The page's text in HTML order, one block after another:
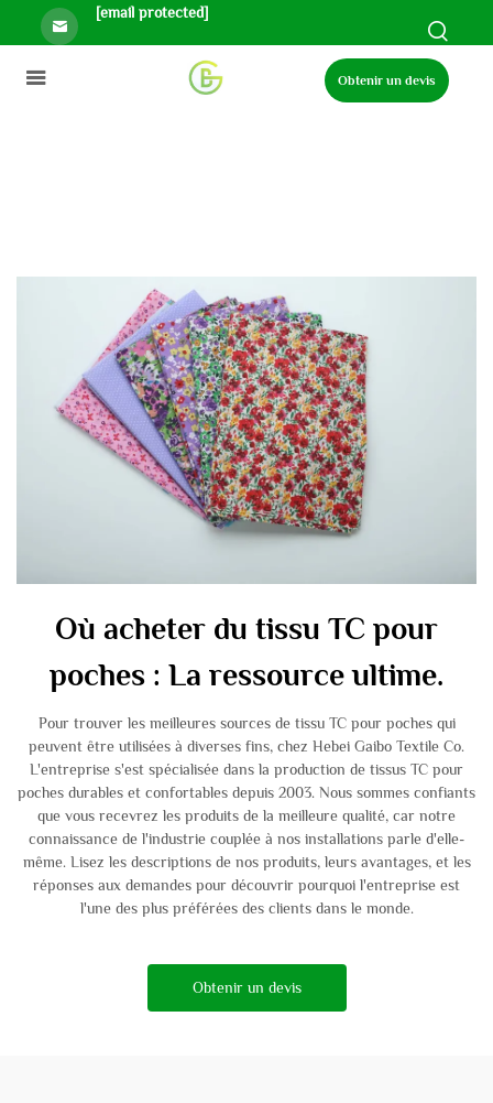
[email protected]
Obtenir un devis
Où acheter du tissu TC pour
poches : La ressource ultime.
Pour trouver les meilleures sources de tissu TC pour poches qui
peuvent être utilisées à diverses fins, chez Hebei Gaibo Textile Co.
L'entreprise s'est spécialisée dans la production de tissus TC pour
poches durables et confortables depuis 2003. Nous sommes confiants
que vous recevrez les produits de la meilleure qualité, car notre
connaissance de l'industrie couplée à nos installations parle d'elle-
même. Lisez les descriptions de nos produits, leurs avantages, et les
réponses aux demandes pour découvrir pourquoi l'entreprise est
l'une des plus préférées des clients dans le monde.
Obtenir un devis